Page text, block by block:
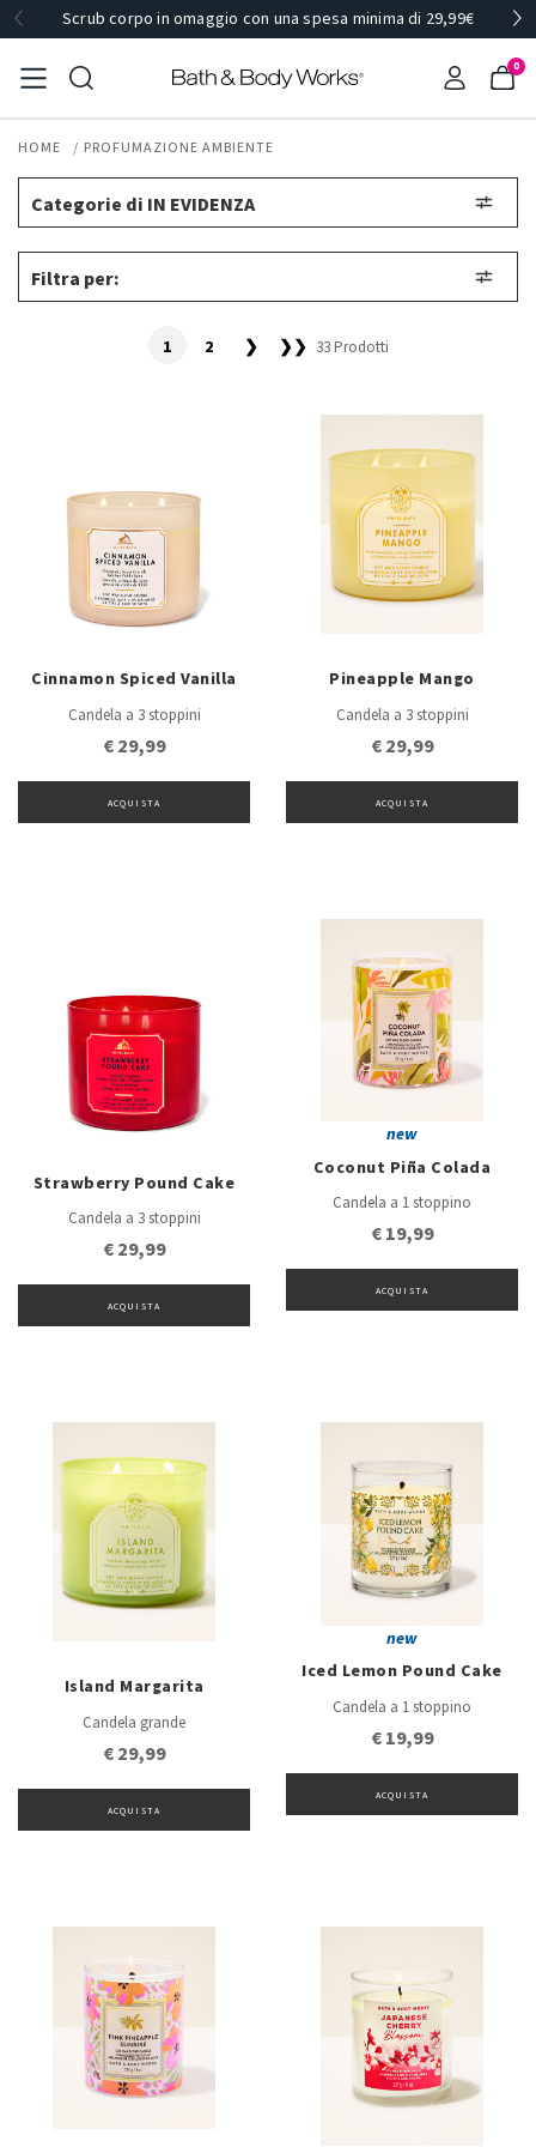
Scrub corpo in omaggio con una spesa minima di 29,99€
0
HOME PROFUMAZIONE AMBIENTE
Categorie di IN EVIDENZA
Filtra per:
1 2 ❯ ❯❯ 33 Prodotti
Cinnamon Spiced Vanilla
Candela a 3 stoppini
€ 29,99
ACQUISTA
Pineapple Mango
Candela a 3 stoppini
€ 29,99
ACQUISTA
Strawberry Pound Cake
Candela a 3 stoppini
€ 29,99
ACQUISTA
new
Coconut Piña Colada
Candela a 1 stoppino
€ 19,99
ACQUISTA
Island Margarita
Candela grande
€ 29,99
ACQUISTA
new
Iced Lemon Pound Cake
Candela a 1 stoppino
€ 19,99
ACQUISTA